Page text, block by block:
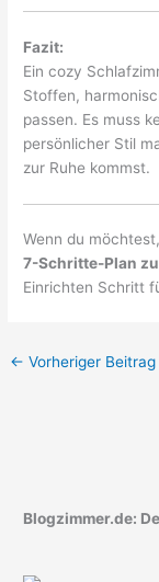
Fazit:
Ein cozy
Stoffen,
passen. Es muss
persönlicher Stil
zur Ruhe kommst.
Wenn du
7-Schritte-Plan
Einrichten Schritt
← Vorheriger Beitrag
Blogzimmer.de: